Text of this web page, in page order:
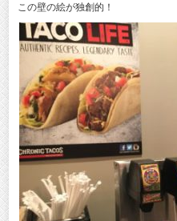
この壁の絵が独創的！